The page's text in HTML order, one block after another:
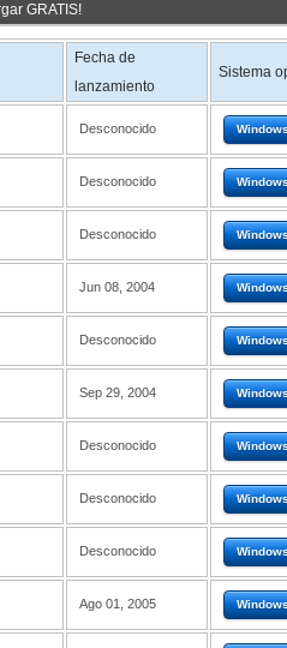
GRATIS!
Fecha de
lanzamiento
Sistema
Desconocido
Desconocido
Desconocido
Jun 08, 2004
Desconocido
Sep 29, 2004
Desconocido
Desconocido
Desconocido
Ago 01, 2005